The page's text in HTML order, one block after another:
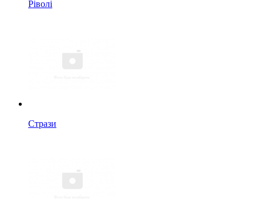
Ріволі
Стрази